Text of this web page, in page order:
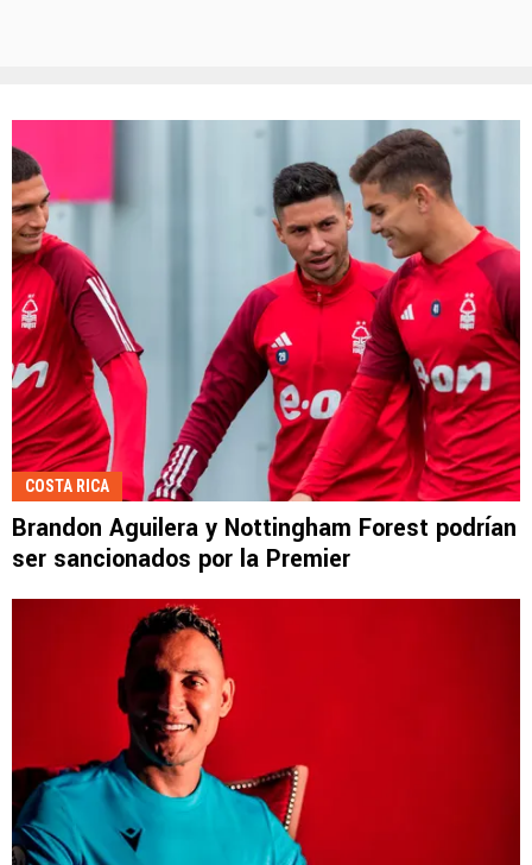
COSTA RICA
Brandon Aguilera y Nottingham Forest podrían
ser sancionados por la Premier